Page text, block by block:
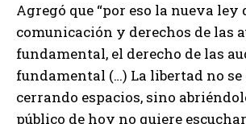
Agregó que “por eso la nueva ley
comunicación y derechos de las
fundamental, el derecho de las
fundamental (…) La libertad no se
cerrando espacios, sino
público de hoy no quiere